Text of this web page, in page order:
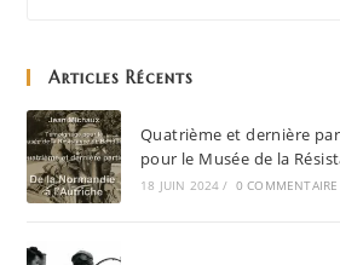
Articles Récents
Quatrième et dernière
pour le Musée de la
18 JUIN 2024 / 0 COMMENTAIRE